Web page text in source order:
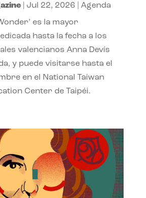
| Jul 22, 2026 Agenda
es la mayor
hasta la fecha a los
valencianos Anna Devís
y puede visitarse hasta el
en el National Taiwan
Center de Taipéi.